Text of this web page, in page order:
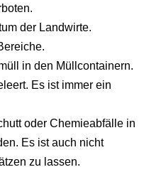
der Landwirte.
in den Müllcontainern.
Es ist immer ein
oder Chemieabfälle in
Es ist auch nicht
zu lassen.